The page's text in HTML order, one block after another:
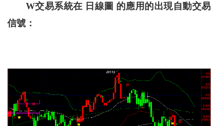
W交易系統在 日線圖 的應用的出現自動交易
信號：